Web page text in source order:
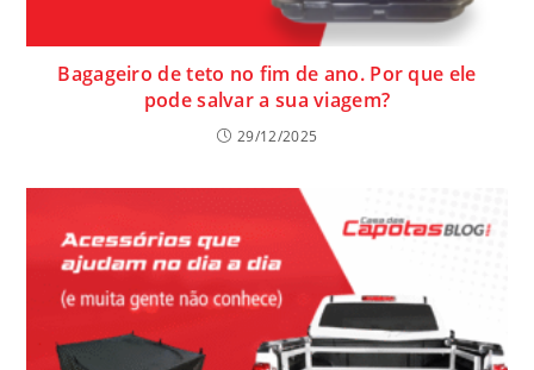
Bagageiro de teto no fim de ano. Por que ele
pode salvar a sua viagem?
29/12/2025